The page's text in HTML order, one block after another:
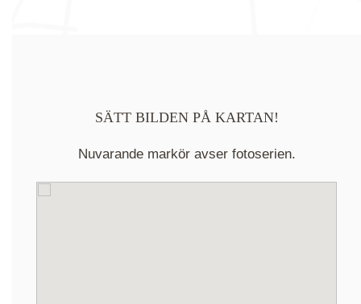
SÄTT BILDEN PÅ KARTAN!
Nuvarande markör avser fotoserien.